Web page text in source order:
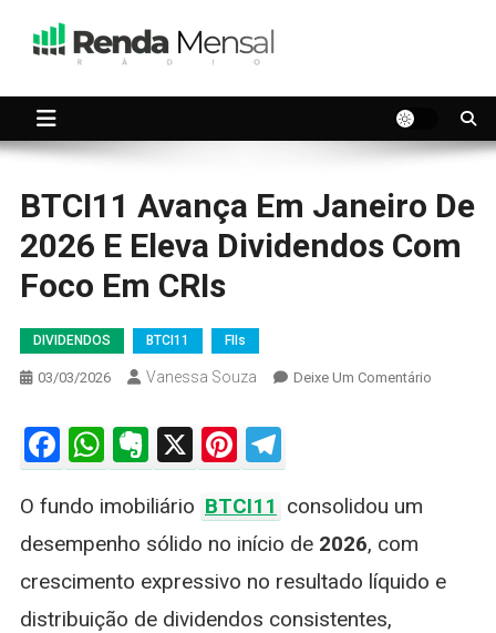
BTCI11 Avança Em Janeiro De
2026 E Eleva Dividendos Com
Foco Em CRIs
DIVIDENDOS BTCI11 FIIs
03/03/2026 Vanessa Souza Deixe Um ComentárioOn
Eleva
Facebook
WhatsApp
Evernote
X Pinterest
Telegram
O fundo imobiliário BTCI11 consolidou um
desempenho sólido no início de 2026, com
crescimento expressivo no resultado líquido e
distribuição de dividendos consistentes,